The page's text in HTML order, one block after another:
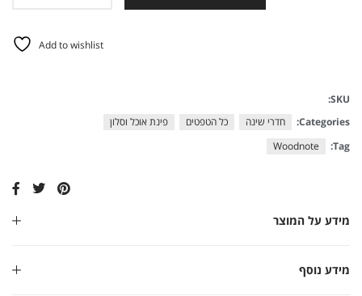
Add to wishlist
מידע על המוצר
מידע נוסף
SKU:
Categories:
חדרי שינה כל הטפטים
פינת אוכל וסלון
Tag:
Woodnote